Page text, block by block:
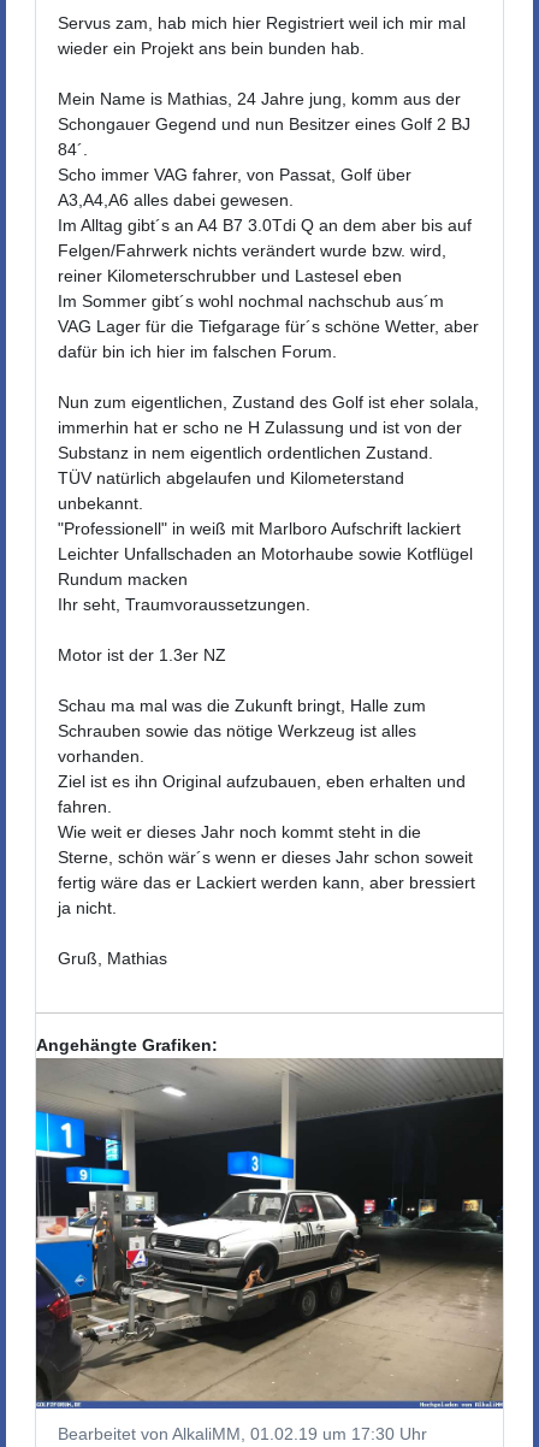
Servus zam, hab mich hier Registriert weil ich mir mal
wieder ein Projekt ans bein bunden hab.
Mein Name is Mathias, 24 Jahre jung, komm aus der
Schongauer Gegend und nun Besitzer eines Golf 2 BJ
84´.
Scho immer VAG fahrer, von Passat, Golf über
A3,A4,A6 alles dabei gewesen.
Im Alltag gibt´s an A4 B7 3.0Tdi Q an dem aber bis auf
Felgen/Fahrwerk nichts verändert wurde bzw. wird,
reiner Kilometerschrubber und Lastesel eben
Im Sommer gibt´s wohl nochmal nachschub aus´m
VAG Lager für die Tiefgarage für´s schöne Wetter, aber
dafür bin ich hier im falschen Forum.
Nun zum eigentlichen, Zustand des Golf ist eher solala,
immerhin hat er scho ne H Zulassung und ist von der
Substanz in nem eigentlich ordentlichen Zustand.
TÜV natürlich abgelaufen und Kilometerstand
unbekannt.
"Professionell" in weiß mit Marlboro Aufschrift lackiert
Leichter Unfallschaden an Motorhaube sowie Kotflügel
Rundum macken
Ihr seht, Traumvoraussetzungen.
Motor ist der 1.3er NZ
Schau ma mal was die Zukunft bringt, Halle zum
Schrauben sowie das nötige Werkzeug ist alles
vorhanden.
Ziel ist es ihn Original aufzubauen, eben erhalten und
fahren.
Wie weit er dieses Jahr noch kommt steht in die
Sterne, schön wär´s wenn er dieses Jahr schon soweit
fertig wäre das er Lackiert werden kann, aber bressiert
ja nicht.
Gruß, Mathias
Angehängte Grafiken:
Bearbeitet von AlkaliMM, 01.02.19 um 17:30 Uhr